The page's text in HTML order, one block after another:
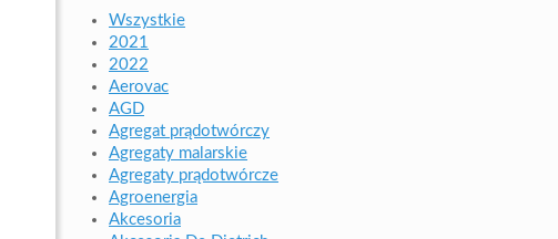
Wszystkie
2021
2022
Aerovac
AGD
Agregat prądotwórczy
Agregaty malarskie
Agregaty prądotwórcze
Agroenergia
Akcesoria